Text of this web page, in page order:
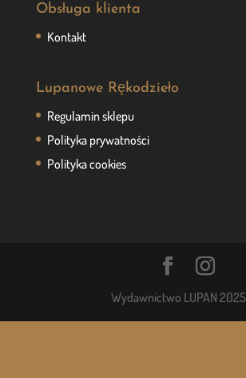
Obsługa klienta
Kontakt
Lupanowe Rękodzieło
Regulamin sklepu
Polityka prywatności
Polityka cookies
Wydawnictwo LUPAN 2025